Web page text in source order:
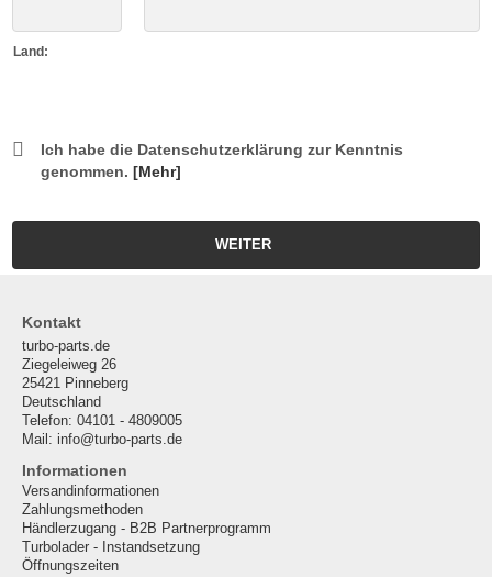
Land:
Ich habe die Datenschutzerklärung zur Kenntnis
genommen. [Mehr]
WEITER
Kontakt
turbo-parts.de
Ziegeleiweg 26
25421 Pinneberg
Deutschland
Telefon: 04101 - 4809005
Mail: info@turbo-parts.de
Informationen
Versandinformationen
Zahlungsmethoden
Händlerzugang - B2B Partnerprogramm
Turbolader - Instandsetzung
Öffnungszeiten